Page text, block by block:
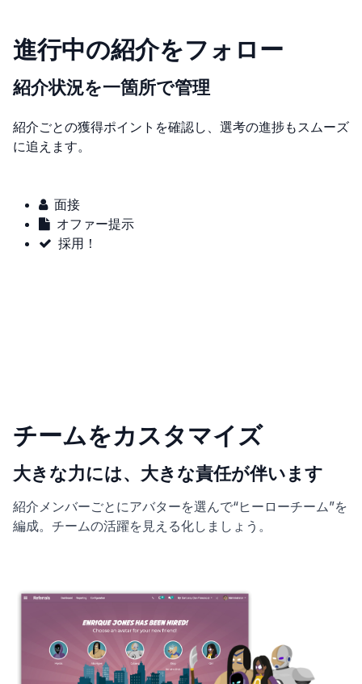
進行中の紹介をフォロー
紹介状況を一箇所で管理
紹介ごとの獲得ポイントを確認し、選考の進捗もスムーズ
に追えます。
面接
オファー提示
採用！
チームをカスタマイズ
大きな力には、大きな責任が伴います
紹介メンバーごとにアバターを選んで“ヒーローチーム”を
編成。チームの活躍を見える化しましょう。